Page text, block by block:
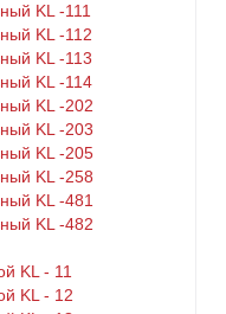
KL -111
KL -112
KL -113
KL -114
KL -202
KL -203
KL -205
KL -258
KL -481
KL -482
KL - 11
KL - 12